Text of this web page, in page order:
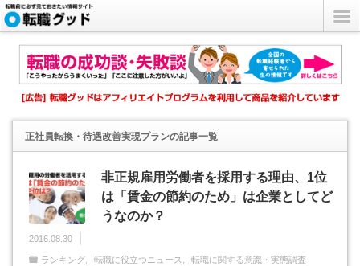
正社員転換・待遇改善実現プランの記事一覧
非正規雇用労働者を採用する理由、1位
は「賃金の節約のため」は企業としてど
うなのか？
2016.08.30
ランキング 転職に役立つニュース 転職に関する意識・実態調査